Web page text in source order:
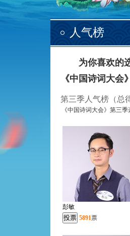
人气榜
为你喜欢的选
《中国诗词大
第三季人气榜 （总
《中国诗词大会》第三
彭敏
5891票